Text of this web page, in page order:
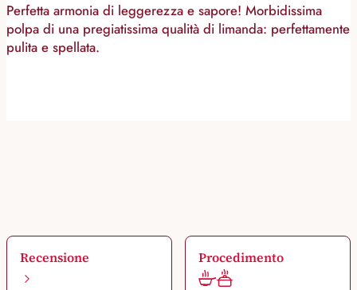
Perfetta armonia di leggerezza e sapore! Morbidissima
polpa di una pregiatissima qualità di limanda: perfettamente
pulita e spellata.
Recensione Procedimento